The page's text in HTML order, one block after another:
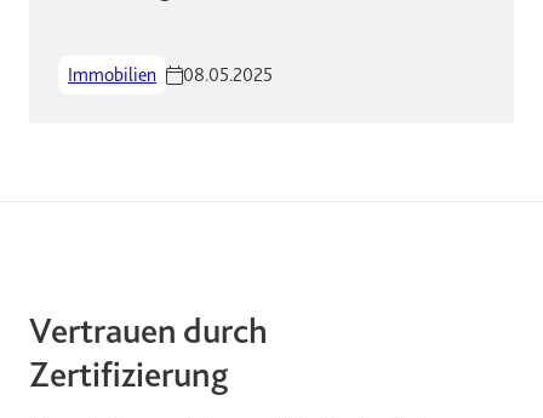
Immobilien 08.05.2025
Vertrauen durch
Zertifizierung